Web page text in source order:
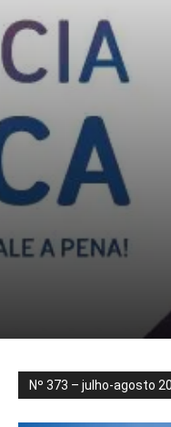
Nº 373 – julho-agosto